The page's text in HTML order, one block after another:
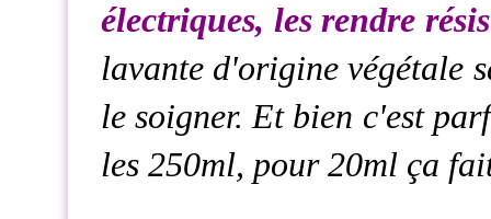
électriques, les rendre
lavante d'origine végétale
le soigner. Et bien c'est
les 250ml, pour 20ml ça